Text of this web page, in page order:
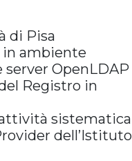
di Pisa
in ambiente
server OpenLDAP
Registro in
sistematica
dell’Istituto